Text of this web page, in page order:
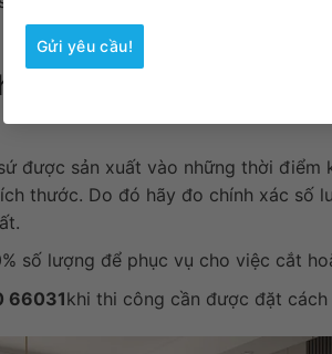
Gửi yêu cầu!
vân đá màu nâu
được sản xuất vào những thời điểm
thước. Do đó hãy đo chính xác số
số lượng để phục vụ cho việc cắt
66031khi thi công cần được đặt